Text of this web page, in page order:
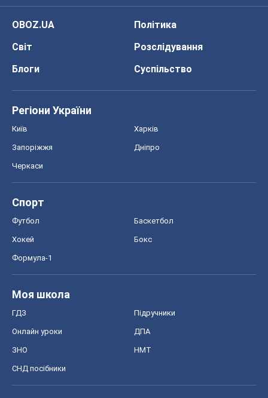
OBOZ.UA
Політика
Світ
Розслідування
Блоги
Суспільство
Регіони України
Київ Харків
Запоріжжя Дніпро
Черкаси
Спорт
Футбол Баскетбол
Хокей Бокс
Формула-1
Моя школа
ГДЗ Підручники
Онлайн уроки ДПА
ЗНО НМТ
СНД посібники